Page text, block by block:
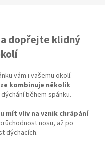
dopřejte klidný
vám i vašemu okolí.
kombinuje několik
během spánku.
mít vliv na vznik chrápání
nosu, až po
dýchacích.